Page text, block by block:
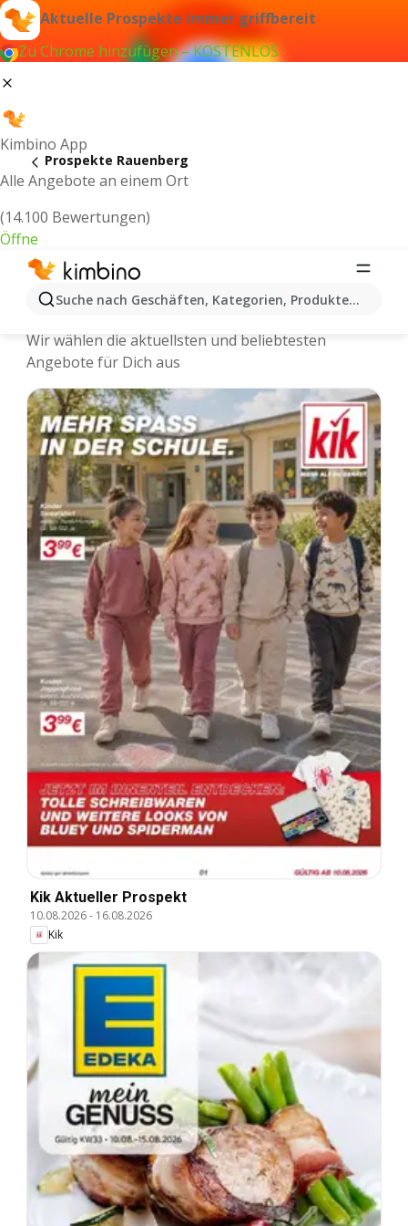
Aktuelle Prospekte immer griffbereit
Zu Chrome hinzufügen – KOSTENLOS
Kimbino App
Alle Angebote an einem Ort
(14.100 Bewertungen)
Öffne
Suche nach Geschäften, Kategorien, Produkten...
Prospekte Rauenberg
Rauenberg - Neuste Prospekte und
Wir wählen die aktuellsten und beliebtesten
Angebote für Dich aus
Kik Aktueller Prospekt
10.08.2026- 16.08.2026
Kik